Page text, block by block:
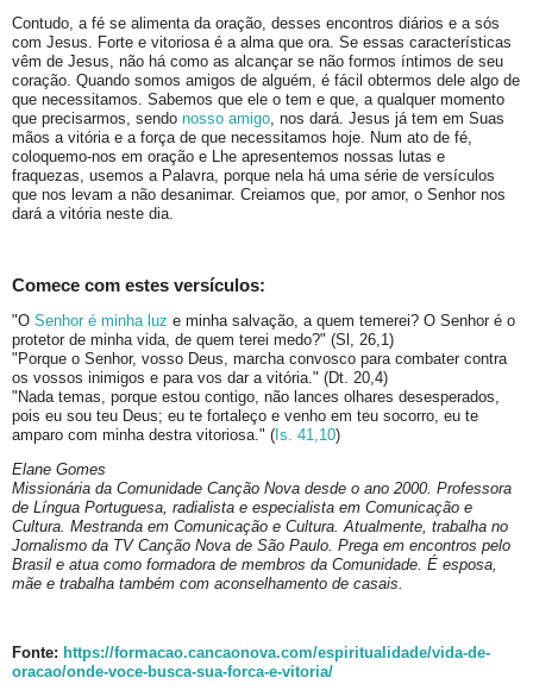
Contudo, a fé se alimenta da oração, desses encontros diários e a sós
com Jesus. Forte e vitoriosa é a alma que ora. Se essas características
vêm de Jesus, não há como as alcançar se não formos íntimos de seu
coração. Quando somos amigos de alguém, é fácil obtermos dele algo de
que necessitamos. Sabemos que ele o tem e que, a qualquer momento
que precisarmos, sendo nosso amigo, nos dará. Jesus já tem em Suas
mãos a vitória e a força de que necessitamos hoje. Num ato de fé,
coloquemo-nos em oração e Lhe apresentemos nossas lutas e
fraquezas, usemos a Palavra, porque nela há uma série de versículos
que nos levam a não desanimar. Creiamos que, por amor, o Senhor nos
dará a vitória neste dia.
Comece com estes versículos:
"O Senhor é minha luz e minha salvação, a quem temerei? O Senhor é o
protetor de minha vida, de quem terei medo?" (Sl, 26,1)
"Porque o Senhor, vosso Deus, marcha convosco para combater contra
os vossos inimigos e para vos dar a vitória." (Dt. 20,4)
"Nada temas, porque estou contigo, não lances olhares desesperados,
pois eu sou teu Deus; eu te fortaleço e venho em teu socorro, eu te
amparo com minha destra vitoriosa." ( Is. 41,10)
Elane Gomes
Missionária da Comunidade Canção Nova desde o ano 2000. Professora
de Língua Portuguesa, radialista e especialista em Comunicação e
Cultura. Mestranda em Comunicação e Cultura. Atualmente, trabalha no
Jornalismo da TV Canção Nova de São Paulo. Prega em encontros pelo
Brasil e atua como formadora de membros da Comunidade. É esposa,
mãe e trabalha também com aconselhamento de casais.
Fonte: https://formacao.cancaonova.com/espiritualidade/vida-de-
oracao/onde-voce-busca-sua-forca-e-vitoria/